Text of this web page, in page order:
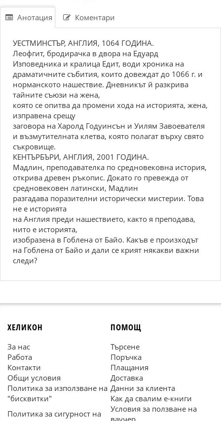
Анотация Коментари
УЕСТМИНСТЪР, АНГЛИЯ, 1064 ГОДИНА.
Леофгит, бродирачка в двора на Едуард
Изповедника и кралица Едит, води хроника на
драматичните събития, които довеждат до 1066 г. и
норманското нашествие. Дневникът й разкрива
тайните съюзи на жена,
която се опитва да промени хода на историята, жена,
изправена срещу
заговора на Харолд Годуинсън и Уилям Завоевателя
и възмутителната клетва, която полагат върху свято
съкровище.
КЕНТЪРБЪРИ, АНГЛИЯ, 2001 ГОДИНА.
Мадлин, преподавателка по средновековна история,
открива древен ръкопис. Докато го превежда от
средновековен латински, Мадлин
разгадава поразителни исторически мистерии. Това
не е историята
на Англия преди нашествието, както я преподава,
нито е историята,
изобразена в Гоблена от Байо. Какъв е произходът
на Гоблена от Байо и дали се крият някакви важни
следи?
ХЕЛИКОН
За нас
Работа
Контакти
Общи условия
Политика за използване на
"бисквитки"
Политика за сигурност на
ПОМОЩ
Търсене
Поръчка
Плащания
Доставка
Данни за клиента
Как да свалим е-книги
Условия за ползване на
ваучер